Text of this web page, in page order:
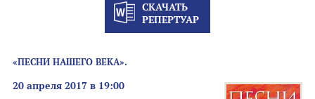
СКАЧАТЬ
РЕПЕРТУАР
«ПЕСНИ НАШЕГО ВЕКА».
20 апреля 2017 в 19:00